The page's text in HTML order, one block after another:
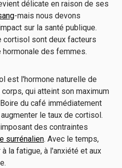
délicate en raison de ses
-mais nous devons
sur la santé publique.
cortisol sont deux facteurs
des femmes.
est l'hormone naturelle de
qui atteint son maximum
du café immédiatement
le taux de cortisol.
des contraintes
surrénalien. Avec le temps,
la fatigue, à l'anxiété et aux